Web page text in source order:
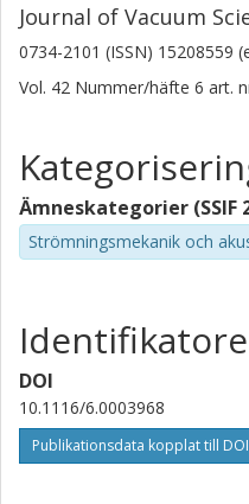
Journal of Vacuum
0734-2101 (ISSN) 15208559
Vol. 42 Nummer/häfte 6 art.
Ämneskategorier (SSIF
Strömningsmekanik och
DOI
10.1116/6.0003968
Publikationsdata kopplat till DOI